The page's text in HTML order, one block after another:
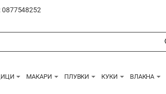
МАКАРИ ПЛУВКИ КУКИ ВЛАКНА